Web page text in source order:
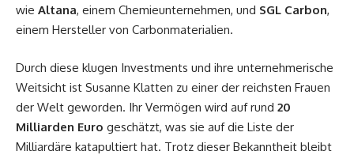
wie Altana, einem Chemieunternehmen, und SGL Carbon,
einem Hersteller von Carbonmaterialien.
Durch diese klugen Investments und ihre unternehmerische
Weitsicht ist Susanne Klatten zu einer der reichsten Frauen
der Welt geworden. Ihr Vermögen wird auf rund 20
Milliarden Euro geschätzt, was sie auf die Liste der
Milliardäre katapultiert hat. Trotz dieser Bekanntheit bleibt